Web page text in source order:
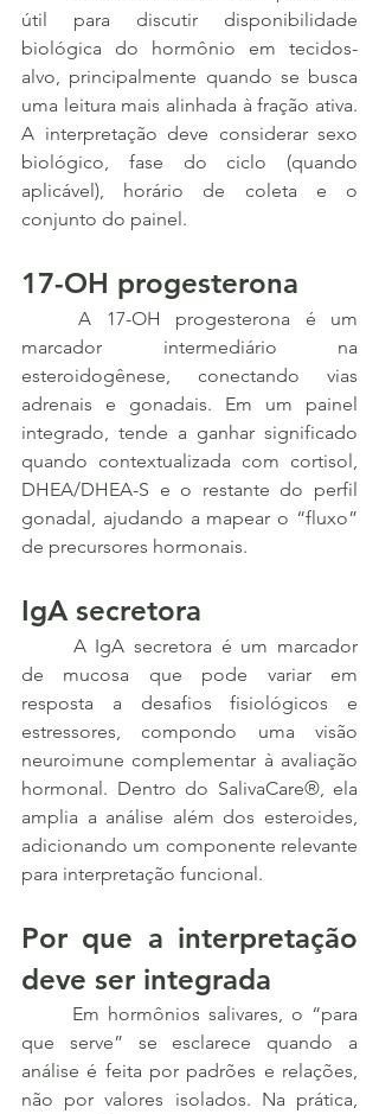
útil para discutir disponibilidade
biológica do hormônio em tecidos-
alvo, principalmente quando se busca
uma leitura mais alinhada à fração ativa.
A interpretação deve considerar sexo
biológico, fase do ciclo (quando
aplicável), horário de coleta e o
conjunto do painel.
17-OH progesterona
	A 17-OH progesterona é um
marcador intermediário na
esteroidogênese, conectando vias
adrenais e gonadais. Em um painel
integrado, tende a ganhar significado
quando contextualizada com cortisol,
DHEA/DHEA-S e o restante do perfil
gonadal, ajudando a mapear o “fluxo”
de precursores hormonais.
IgA secretora
de mucosa que pode variar em
resposta a desafios fisiológicos e
estressores, compondo uma visão
neuroimune complementar à avaliação
hormonal. Dentro do SalivaCare®, ela
amplia a análise além dos esteroides,
adicionando um componente relevante
para interpretação funcional.
Por que a interpretação
deve ser integrada
que serve” se esclarece quando a
análise é feita por padrões e relações,
não por valores isolados. Na prática,